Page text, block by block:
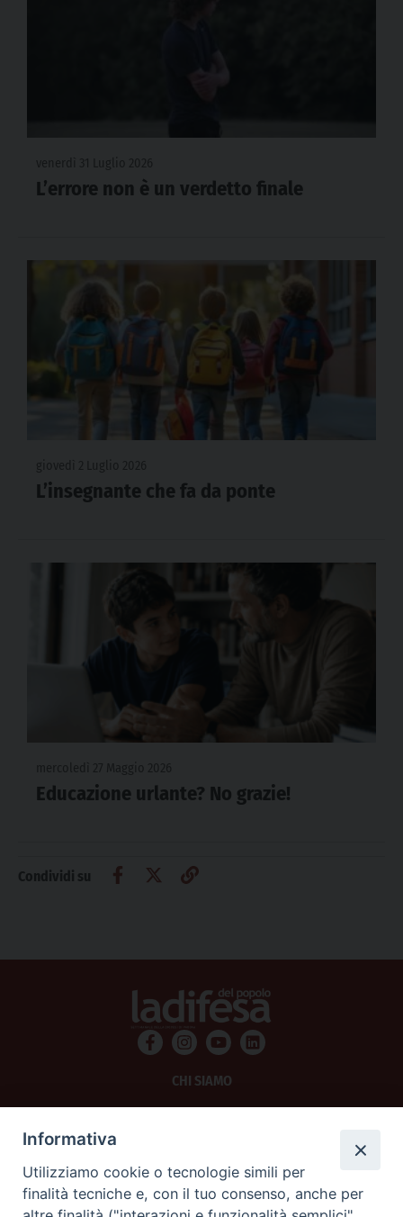
L’errore non è un verdetto finale
L’insegnante che fa da ponte
Educazione urlante? No grazie!
Condividi su
CHI SIAMO
SCRIVICI
Informativa
Utilizziamo cookie o tecnologie simili per
finalità tecniche e, con il tuo consenso, anche per